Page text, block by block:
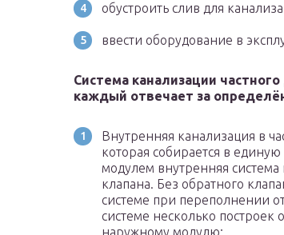
обустроить слив для
ввести оборудование в
Система канализации
каждый отвечает за
Внутренняя канализация в
которая собирается в
модулем внутренняя
клапана. Без обратного
системе при переполнении
системе несколько построек
наружному модулю;